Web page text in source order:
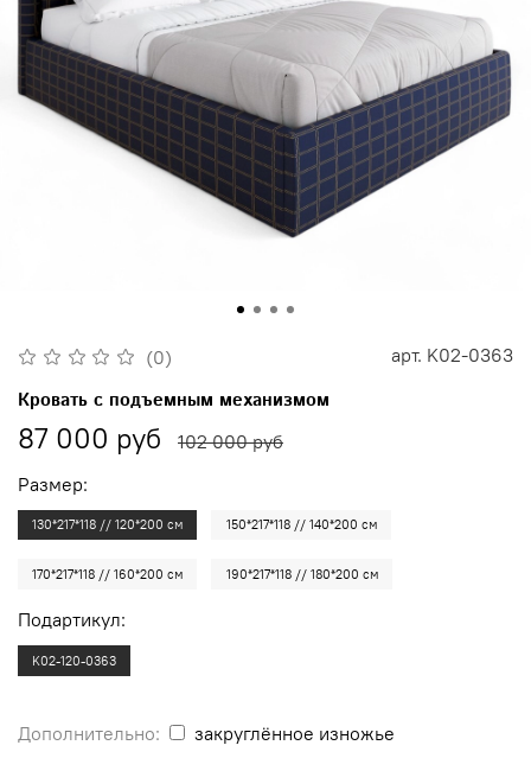
(0) арт. K02-0363
Кровать с подъемным механизмом
87 000 руб 102 000 руб
Дополнительно: закруглённое изножье
Размер:
130*217*118 // 120*200 см 150*217*118 // 140*200 см
170*217*118 // 160*200 см 190*217*118 // 180*200 см
Подартикул:
K02-120-0363